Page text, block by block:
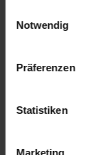
Notwendig
Präferenzen
Statistiken
Marketing
Folge uns auf